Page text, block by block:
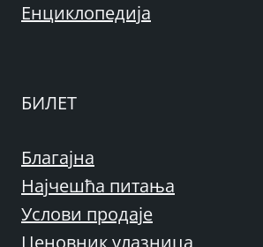
Енциклопедија
БИЛЕТ
Благајна
Најчешћа питања
Услови продаје
Ценовник улазница